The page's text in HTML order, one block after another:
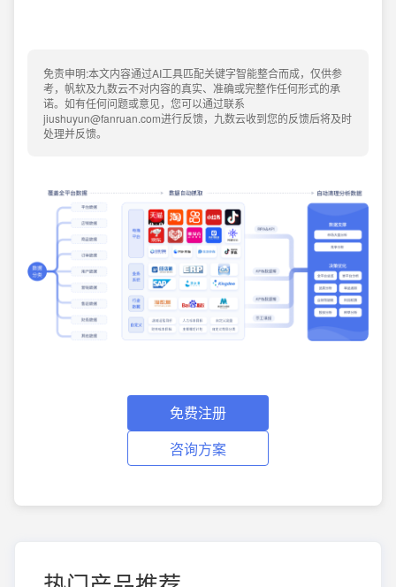
免责申明:本文内容通过AI工具匹配关键字智能整合而成，仅供参
考，帆软及九数云不对内容的真实、准确或完整作任何形式的承
诺。如有任何问题或意见，您可以通过联系
jiushuyun@fanruan.com进行反馈，九数云收到您的反馈后将及时
处理并反馈。
免费注册
咨询方案